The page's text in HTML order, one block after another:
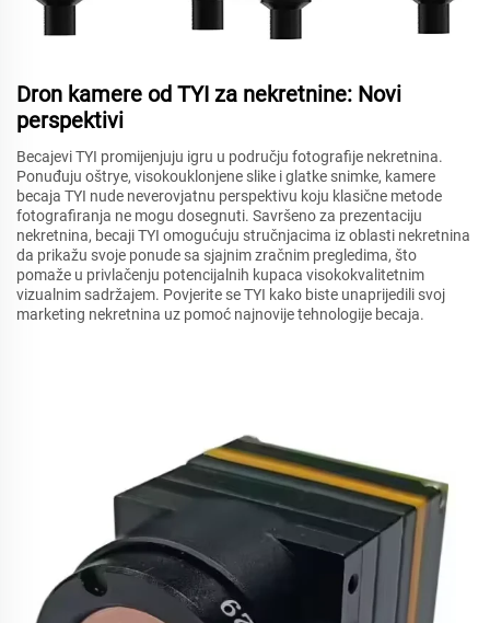
Dron kamere od TYI za nekretnine: Novi
perspektivi
Becajevi TYI promijenjuju igru u području fotografije nekretnina.
Ponuđuju oštrye, visokouklonjene slike i glatke snimke, kamere
becaja TYI nude neverovjatnu perspektivu koju klasične metode
fotografiranja ne mogu dosegnuti. Savršeno za prezentaciju
nekretnina, becaji TYI omogućuju stručnjacima iz oblasti nekretnina
da prikažu svoje ponude sa sjajnim zračnim pregledima, što
pomaže u privlačenju potencijalnih kupaca visokokvalitetnim
vizualnim sadržajem. Povjerite se TYI kako biste unaprijedili svoj
marketing nekretnina uz pomoć najnovije tehnologije becaja.